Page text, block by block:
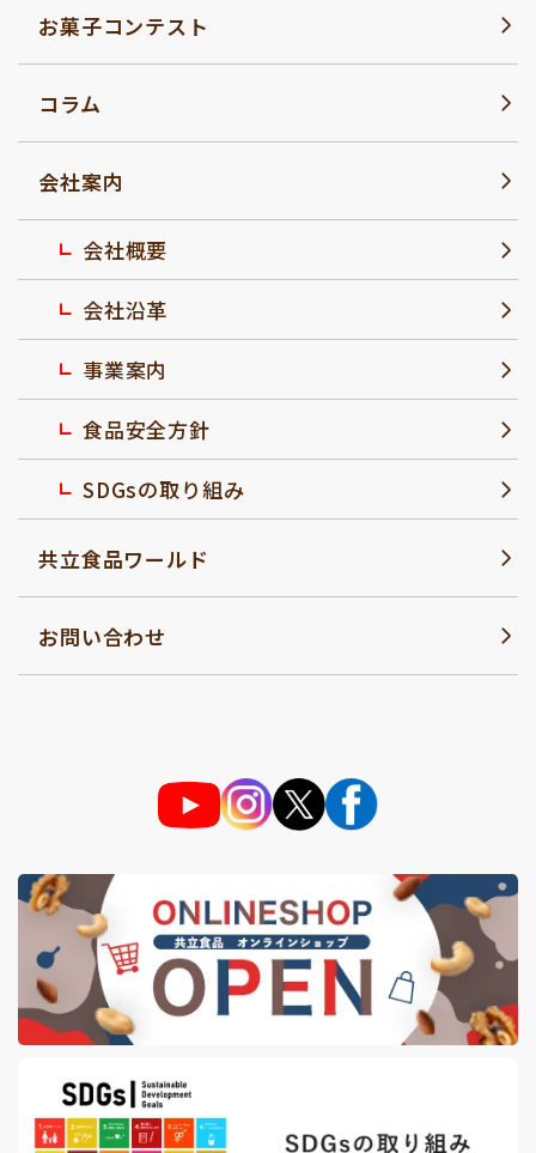
お菓子コンテスト
コラム
会社案内
会社概要
会社沿革
事業案内
食品安全方針
SDGsの取り組み
共立食品ワールド
お問い合わせ